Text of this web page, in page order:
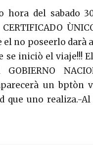
hora del sabado
el no poseerlo
se iniciò el viaje!!!
un
que uno realiza.-